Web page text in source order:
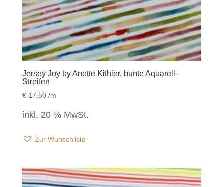
Jersey Joy by Anette Kithier, bunte Aquarell-
Streifen
€17,50/m
inkl. 20 % MwSt.
Zur Wunschliste